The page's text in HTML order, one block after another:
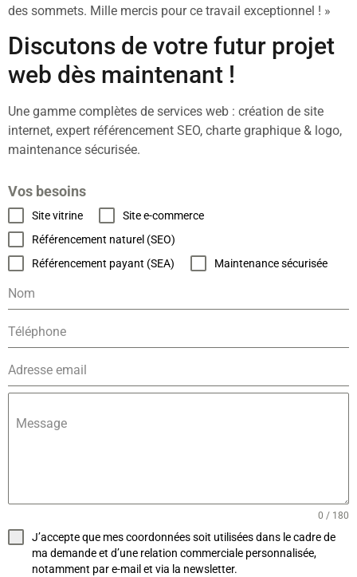
des sommets. Mille mercis pour ce travail exceptionnel ! »
Discutons de votre futur projet
web dès maintenant !
Une gamme complètes de services web : création de site
internet, expert référencement SEO, charte graphique & logo,
maintenance sécurisée.
Vos besoins
Site vitrine
Site e-commerce
Référencement naturel (SEO)
Référencement payant (SEA)
Maintenance sécurisée
Message
0 / 180
J’accepte que mes coordonnées soit utilisées dans le cadre de
ma demande et d’une relation commerciale personnalisée,
notamment par e-mail et via la newsletter.